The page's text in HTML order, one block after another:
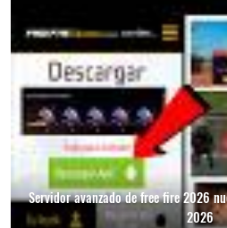
Servidor avanzado de free fire 2026
2026